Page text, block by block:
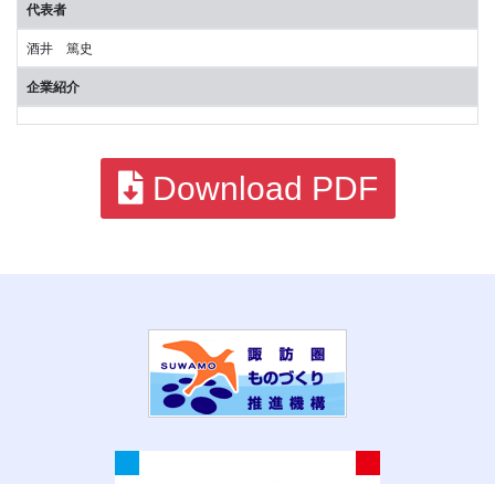
代表者
酒井 篤史
企業紹介
Download PDF